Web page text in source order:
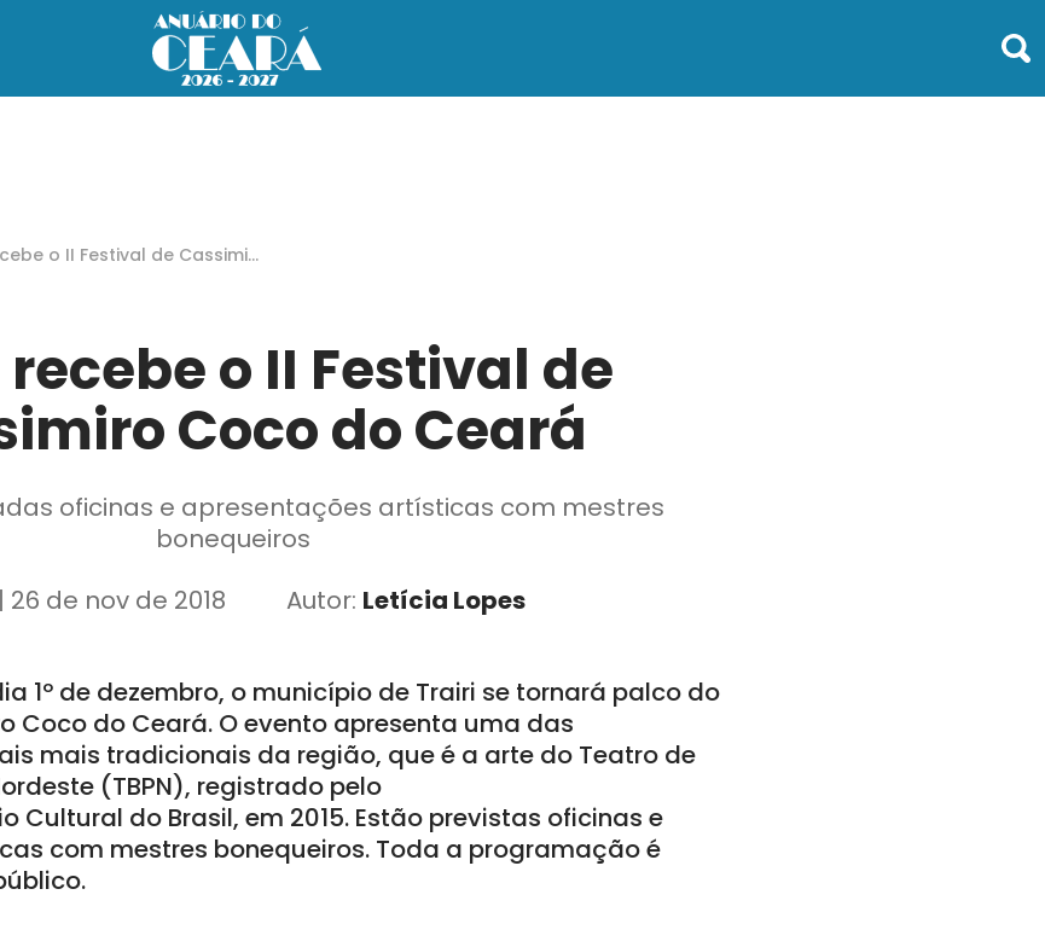
o II Festival de Cassimir
o II Festival de
Coco do Ceará
oficinas e apresentações artísticas com mestres
bonequeiros
| 26 de nov de 2018
Autor: Letícia Lopes
1º de dezembro, o município de Trairi se tornará palco do
Coco do Ceará. O evento apresenta uma das
mais tradicionais da região, que é a arte do Teatro de
(TBPN), registrado pelo
Cultural do Brasil, em 2015. Estão previstas oficinas e
com mestres bonequeiros. Toda a programação é